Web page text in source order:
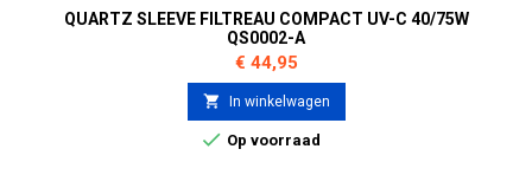
QUARTZ SLEEVE FILTREAU COMPACT UV-C 40/75W
QS0002-A
Prijs
€ 44,95
 In winkelwagen
 Op voorraad